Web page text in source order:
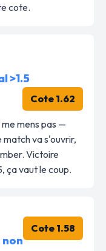
cote.
>1.5
Cote 1.62
mens pas —
va s'ouvrir,
Victoire
ça vaut le coup.
non
Cote 1.58